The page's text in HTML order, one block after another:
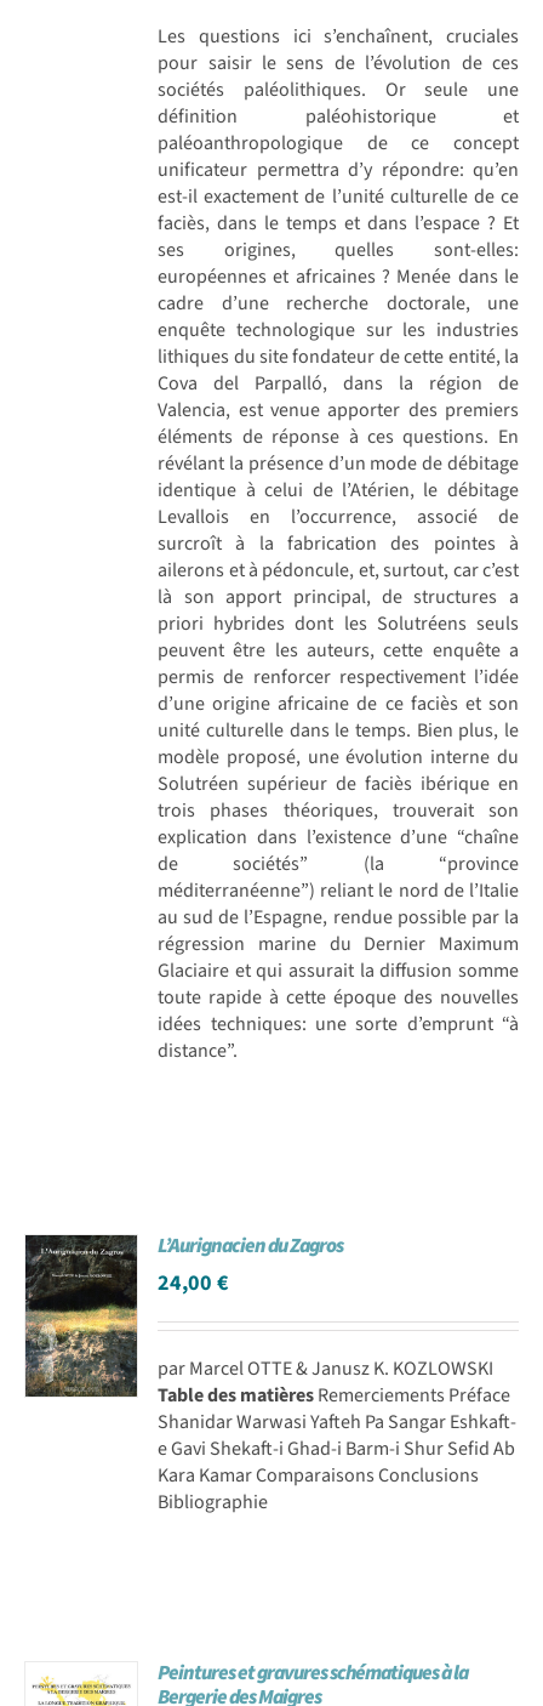
Les questions ici s’enchaînent, cruciales
pour saisir le sens de l’évolution de ces
sociétés paléolithiques. Or seule une
définition paléohistorique et
paléoanthropologique de ce concept
unificateur permettra d’y répondre: qu’en
est-il exactement de l’unité culturelle de ce
faciès, dans le temps et dans l’espace ? Et
ses origines, quelles sont-elles:
européennes et africaines ? Menée dans le
cadre d’une recherche doctorale, une
enquête technologique sur les industries
lithiques du site fondateur de cette entité, la
Cova del Parpalló, dans la région de
Valencia, est venue apporter des premiers
éléments de réponse à ces questions. En
révélant la présence d’un mode de débitage
identique à celui de l’Atérien, le débitage
Levallois en l’occurrence, associé de
surcroît à la fabrication des pointes à
ailerons et à pédoncule, et, surtout, car c’est
là son apport principal, de structures a
priori hybrides dont les Solutréens seuls
peuvent être les auteurs, cette enquête a
permis de renforcer respectivement l’idée
d’une origine africaine de ce faciès et son
unité culturelle dans le temps. Bien plus, le
modèle proposé, une évolution interne du
Solutréen supérieur de faciès ibérique en
trois phases théoriques, trouverait son
explication dans l’existence d’une “chaîne
de sociétés” (la “province
méditerranéenne”) reliant le nord de l’Italie
au sud de l’Espagne, rendue possible par la
régression marine du Dernier Maximum
Glaciaire et qui assurait la diffusion somme
toute rapide à cette époque des nouvelles
idées techniques: une sorte d’emprunt “à
distance”.
L’Aurignacien du Zagros
24,00€
par Marcel OTTE & Janusz K. KOZLOWSKI
Table des matièresRemerciements Préface
Shanidar Warwasi Yafteh Pa Sangar Eshkaft-
e Gavi Shekaft-i Ghad-i Barm-i Shur Sefid Ab
Kara Kamar Comparaisons Conclusions
Bibliographie
Peintures et gravures schématiques à la
Bergerie des Maigres